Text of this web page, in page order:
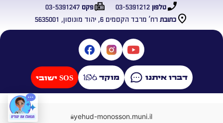
כתובת רח’ מרבד הקסמים 6, יהוד מונוסון, 5635001
טלפון03-5391212 פקס03-5391247
דברו איתנו מוקד SOS ישובי
yehud-monosson.muni.il